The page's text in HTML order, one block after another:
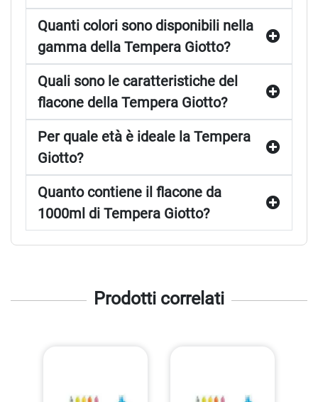
Quanti colori sono disponibili nella
gamma della Tempera Giotto?
Quali sono le caratteristiche del
flacone della Tempera Giotto?
Per quale età è ideale la Tempera
Giotto?
Quanto contiene il flacone da
1000ml di Tempera Giotto?
Prodotti correlati